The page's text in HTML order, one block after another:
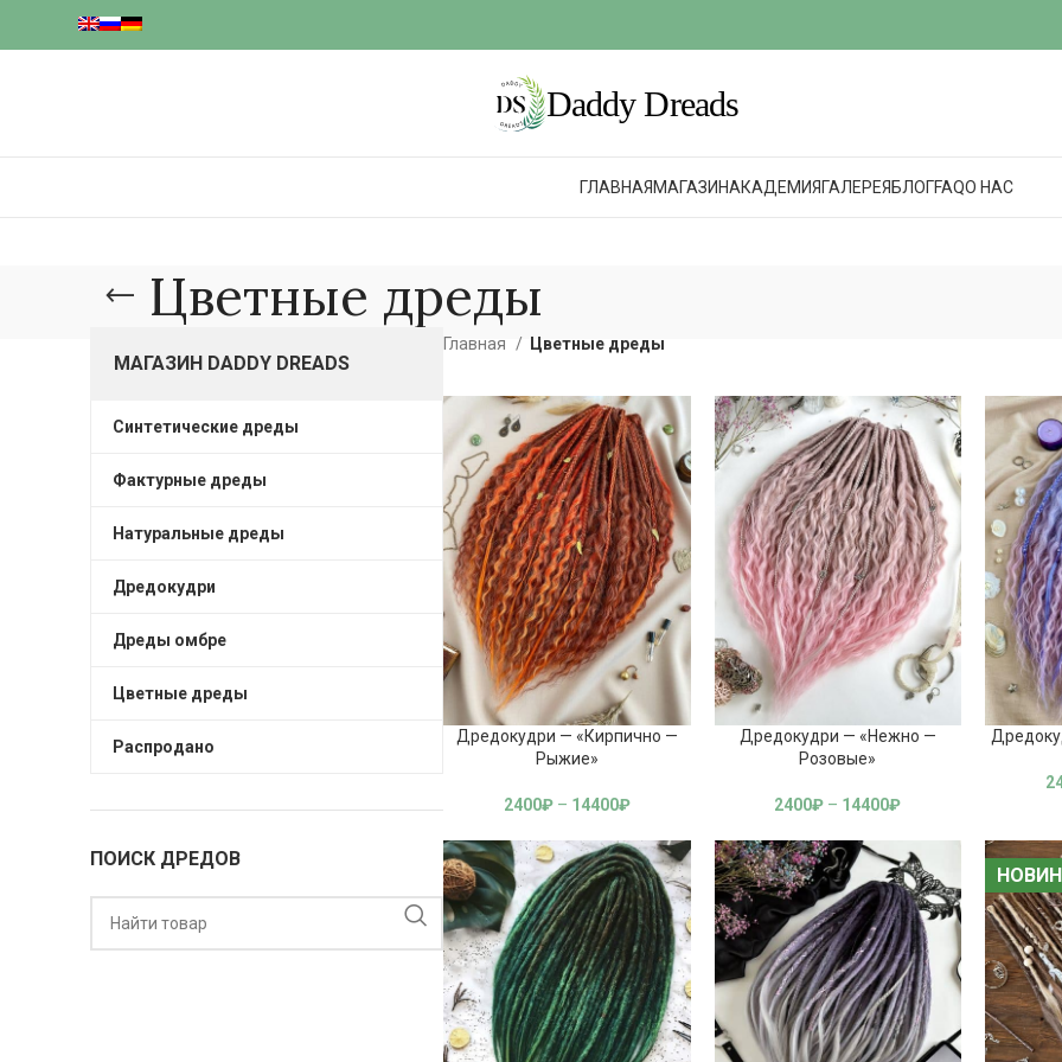
ГЛАВНАЯ МАГАЗИНАКАДЕМИЯ ГАЛЕРЕЯ БЛОГFAQО НАС
Цветные дреды
МАГАЗИН DADDY DREADS
Синтетические дреды
Фактурные дреды
Натуральные дреды
Дредокудри
Дреды омбре
Цветные дреды
Распродано
ПОИСК ДРЕДОВ
Главная Цветные дреды
Дредокудри — «Кирпично —
Рыжие»
2400₽ – 14400₽
Дредокудри — «Нежно —
Розовые»
2400₽ – 14400₽